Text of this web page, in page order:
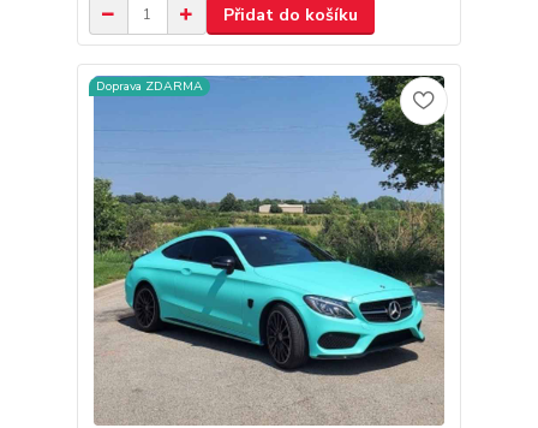
Přidat do košíku
Doprava ZDARMA